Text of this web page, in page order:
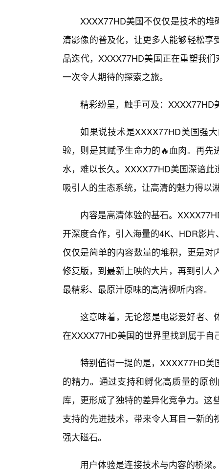
XXXX77HD美国不仅仅是技术的
清影像的普及化，让更多人能够轻松
品迭代，XXXX77HD美国正在重塑我
一次令人期待的探索之旅。
精彩纷呈，触手可及：
如果说技术是XXXX77HD美国强
验，则是其赋予生命力的🔥血肉。再
水，难以长久。XXXX77HD美国深谙
吸引人的生态系统，让高清的魅力得以
内容是高清体验的基石。
开深度合作，引入海量的4K、HDR影
仅仅是简单的内容数量的堆积，更是
修复版，到最新上映的大片，再到引人
最精彩、最原汁原味的高清视听内容。
这意味着，无论您是电影爱好者、
在XXXX77HD美国的世界里找到属于自
特别值得一提的是，XXXX77HD
的精力。通过支持和孵化高质量的原
库，更形成了独特的差异化竞争力。这
支持的先进技术，带来令人耳目一新
强大磁石。
用户体验是连接技术与内容的桥梁